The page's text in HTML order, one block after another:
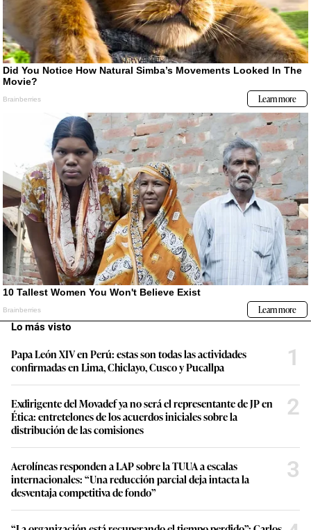
Lo más visto
Papa León XIV en Perú: estas son todas las actividades
confirmadas en Lima, Chiclayo, Cusco y Pucallpa
1
Exdirigente del Movadef ya no será el representante de JP en
Ética: entretelones de los acuerdos iniciales sobre la
distribución de las comisiones
2
Aerolíneas responden a LAP sobre la TUUA a escalas
internacionales: “Una reducción parcial deja intacta la
desventaja competitiva de fondo”
3